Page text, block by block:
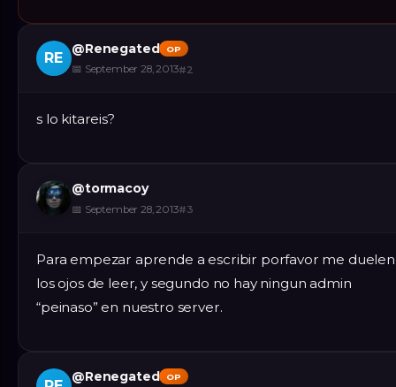
RE
@Renegated OP
📅 September 28, 2013#2
s lo kitareis?
@tormacoy
📅 September 28, 2013#3
Para empezar aprende a escribir porfavor me duelen
los ojos de leer, y segundo no hay ningun admin
“peinaso” en nuestro server.
@Renegated OP